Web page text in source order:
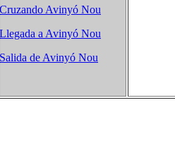
Cruzando Avinyó Nou
Llegada a Avinyó Nou
Salida de Avinyó Nou